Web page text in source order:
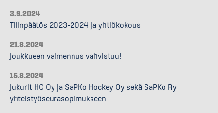
3.9.2024
Tilinpäätös 2023-2024 ja yhtiökokous
21.8.2024
Joukkueen valmennus vahvistuu!
15.8.2024
Jukurit HC Oy ja SaPKo Hockey Oy sekä SaPKo Ry
yhteistyöseurasopimukseen